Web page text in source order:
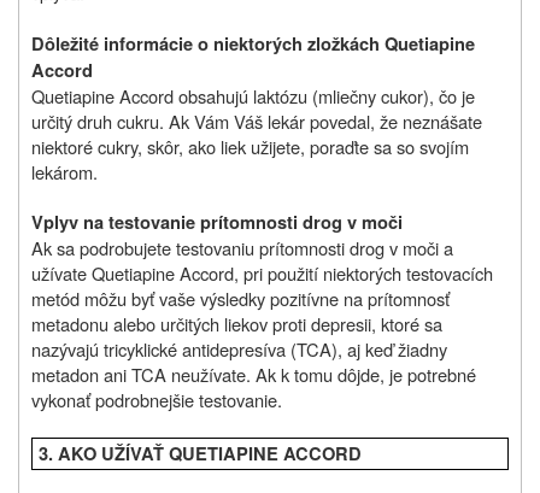
Dôležité informácie o niektorých zložkách Quetiapine
Accord
Quetiapine Accord obsahujú laktózu (mliečny cukor), čo je
určitý druh cukru. Ak Vám Váš lekár povedal, že neznášate
niektoré cukry, skôr, ako liek užijete, poraďte sa so svojím
lekárom.
Vplyv na testovanie prítomnosti drog v moči
Ak sa podrobujete testovaniu prítomnosti drog v moči a
užívate Quetiapine Accord, pri použití niektorých testovacích
metód môžu byť vaše výsledky pozitívne na prítomnosť
metadonu alebo určitých liekov proti depresii, ktoré sa
nazývajú tricyklické antidepresíva (TCA), aj keď žiadny
metadon ani TCA neužívate. Ak k tomu dôjde, je potrebné
vykonať podrobnejšie testovanie.
3. AKO UŽÍVAŤ QUETIAPINE ACCORD